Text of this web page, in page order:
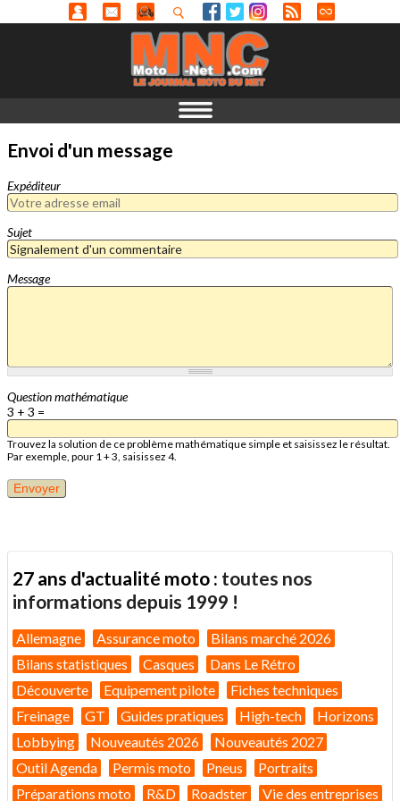
Envoi d'un message
Expéditeur
Sujet
Message
Question mathématique
3 + 3 =
Trouvez la solution de ce problème mathématique simple et saisissez le résultat.
Par exemple, pour 1 + 3, saisissez 4.
27 ans d'actualité moto : toutes nos
informations depuis 1999 !
Allemagne Assurance moto
Bilans marché 2026
Bilans statistiques
Casques
Dans Le Rétro
Découverte
Equipement pilote
Fiches techniques
Freinage
GT Guides pratiques High-tech
Horizons
Lobbying
Nouveautés 2026
Nouveautés 2027
Outil Agenda
Permis moto Pneus
Portraits
Préparations moto
R&D Roadster Vie des entreprises